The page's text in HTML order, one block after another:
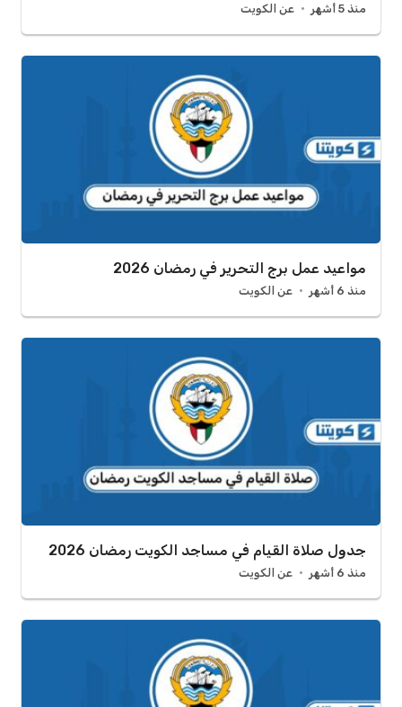
منذ 5 أشهر عن الكويت
مواعيد عمل برج التحرير في رمضان 2026
منذ 6 أشهر عن الكويت
جدول صلاة القيام في مساجد الكويت رمضان 2026
منذ 6 أشهر عن الكويت